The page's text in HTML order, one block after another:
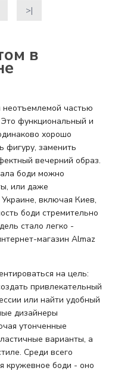
>|
в
неотъемлемой частью
функциональный и
хорошо
фигуру, заменить
вечерний образ.
боди можно
или даже
включая Киев,
боди стремительно
стало легко -
магазин Almaz
на цель:
привлекательный
или найти удобный
дизайнеры
утонченные
варианты, а
Среди всего
кружевное боди - оно